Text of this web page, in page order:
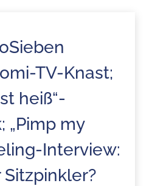
TV-Knast;
heiß“-
„Pimp my
Interview: